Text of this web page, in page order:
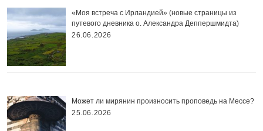
«Моя встреча с Ирландией» (новые страницы из
путевого дневника о. Александра Деппершмидта)
26.06.2026
Может ли мирянин произносить проповедь на Мессе?
25.06.2026